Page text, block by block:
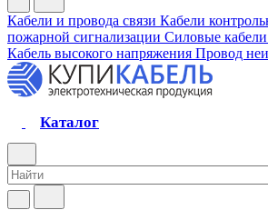
Кабели и провода связи Кабели
пожарной сигнализации Силовые кабели
Кабель высокого напряжения Провод
Каталог